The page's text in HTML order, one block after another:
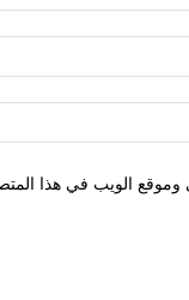
الويب في هذا